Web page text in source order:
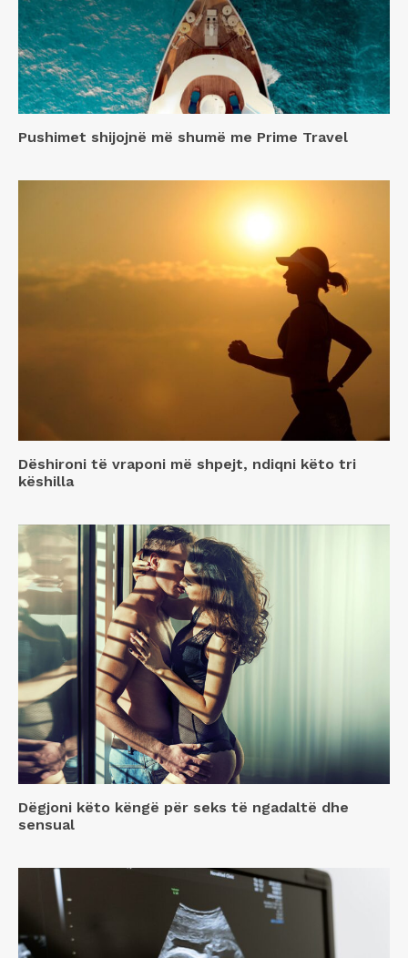
Pushimet shijojnë më shumë me Prime Travel
Dëshironi të vraponi më shpejt, ndiqni këto tri
këshilla
Dëgjoni këto këngë për seks të ngadaltë dhe
sensual